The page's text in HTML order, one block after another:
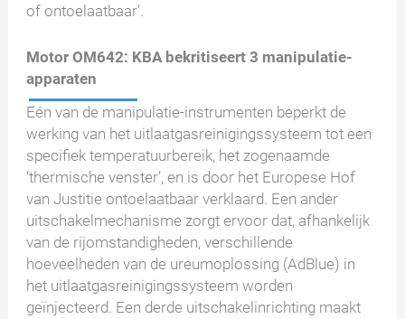
of ontoelaatbaar’.
Motor OM642: KBA bekritiseert 3 manipulatie-
apparaten
Eén van de manipulatie-instrumenten beperkt de
werking van het uitlaatgasreinigingssysteem tot een
specifiek temperatuurbereik, het zogenaamde
‘thermische venster’, en is door het Europese Hof
van Justitie ontoelaatbaar verklaard. Een ander
uitschakelmechanisme zorgt ervoor dat, afhankelijk
van de rijomstandigheden, verschillende
hoeveelheden van de ureumoplossing (AdBlue) in
het uitlaatgasreinigingssysteem worden
geïnjecteerd. Een derde uitschakelinrichting maakt